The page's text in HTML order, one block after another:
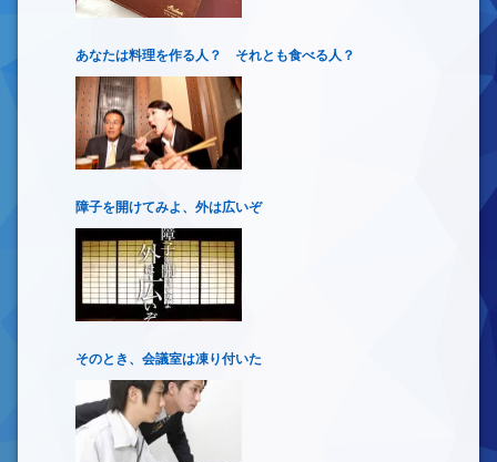
あなたは料理を作る人？ それとも食べる人？
障子を開けてみよ、外は広いぞ
そのとき、会議室は凍り付いた